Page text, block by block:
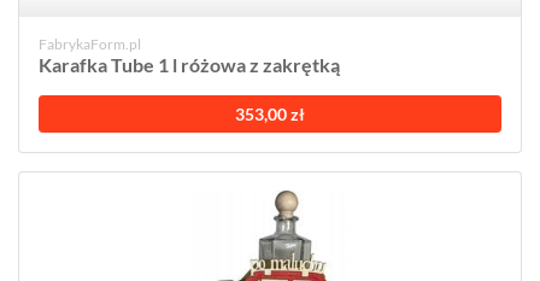
FabrykaForm.pl
Karafka Tube 1 l różowa z zakrętką
353,00 zł